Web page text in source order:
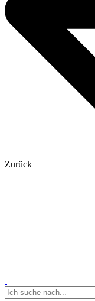
Zurück